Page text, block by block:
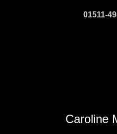
01511-
Caroline